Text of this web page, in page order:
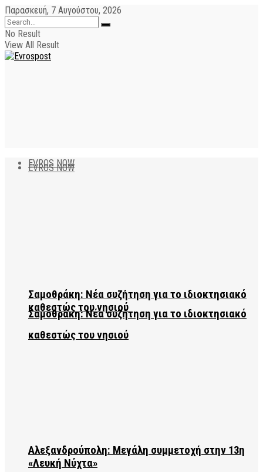
Παρασκευή, 7 Αυγούστου, 2026
No Result
View All Result
EVROS NOW
Σαμοθράκη: Νέα συζήτηση για το ιδιοκτησιακό
καθεστώς του νησιού
EVROS NOW
Σαμοθράκη: Νέα συζήτηση για το ιδιοκτησιακό
καθεστώς του νησιού
Αλεξανδρούπολη: Μεγάλη συμμετοχή στην 13η
«Λευκή Νύχτα»